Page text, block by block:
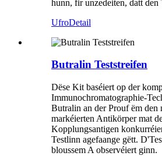
hunn, fir unzedeiten, datt den
UfroDetail
Butralin Teststreifen
Dëse Kit baséiert op der
Immunochromatographie-
Butralin an der Prouf ëm
markéierten Antikörper mat
Kopplungsantigen
Testlinn agefaange gëtt.
bloussem A observéiert ginn.